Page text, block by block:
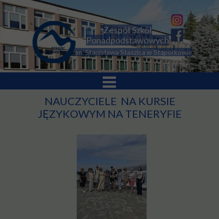
NAUCZYCIELE NA KURSIE
JĘZYKOWYM NA TENERYFIE
im. Stanisława Staszica w Stąporkowie
Zespół Szkół
Ponadpodstawowych